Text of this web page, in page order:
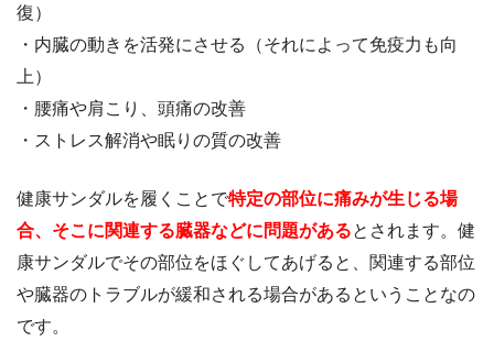
復）
・内臓の動きを活発にさせる（それによって免疫力も向
上）
・腰痛や肩こり、頭痛の改善
・ストレス解消や眠りの質の改善
健康サンダルを履くことで特定の部位に痛みが生じる場
合、そこに関連する臓器などに問題があるとされます。健
康サンダルでその部位をほぐしてあげると、関連する部位
や臓器のトラブルが緩和される場合があるということなの
です。